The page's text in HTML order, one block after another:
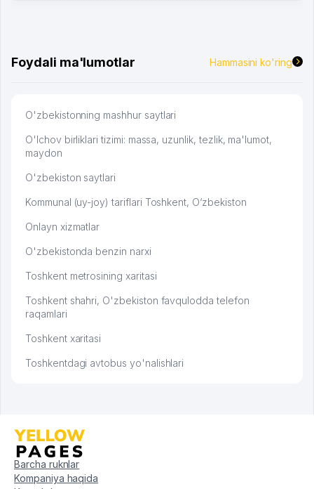
Foydali ma'lumotlar Hammasini ko'ring
O'zbekistonning mashhur saytlari
O'lchov birliklari tizimi: massa, uzunlik, tezlik, ma'lumot,
maydon
O'zbekiston saytlari
Kommunal (uy-joy) tariflari Toshkent, O‘zbekiston
Onlayn xizmatlar
O'zbekistonda benzin narxi
Toshkent metrosining xaritasi
Toshkent shahri, O'zbekiston favqulodda telefon
raqamlari
Toshkent xaritasi
Toshkentdagi avtobus yo'nalishlari
Barcha ruknlar
Kompaniya haqida